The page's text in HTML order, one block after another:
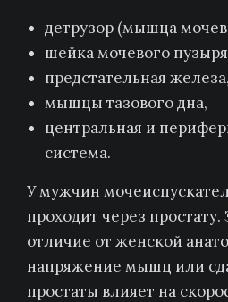
детрузор (мышца
шейка мочевого
предстательная железа,
мышцы тазового дна,
центральная и
система.
У мужчин
проходит через
отличие от женской
напряжение мышц или
простаты влияет на